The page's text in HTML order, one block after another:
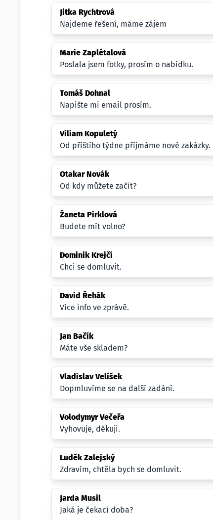
Jitka Rychtrová
Najdeme řešení, máme zájem
Marie Zaplétalová
Poslala jsem fotky, prosím o nabídku.
Tomáš Dohnal
Napište mi email prosím.
Viliam Kopuletý
Od příštího týdne příjmáme nové zakázky.
Otakar Novák
Od kdy můžete začít?
Žaneta Pirklová
Budete mít volno?
Dominik Krejčí
Chci se domluvit.
David Řehák
Více info ve zprávě.
Jan Bačík
Máte vše skladem?
Vladislav Velíšek
Dopmluvíme se na další zadání.
Volodymyr Večeřa
Vyhovuje, děkuji.
Luděk Zalejský
Zdravím, chtěla bych se domluvit.
Jarda Musil
Jaká je čekací doba?